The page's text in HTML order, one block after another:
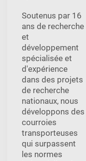
Soutenus par 16
ans de recherche
et
développement
spécialisée et
d'expérience
dans des projets
de recherche
nationaux, nous
développons des
courroies
transporteuses
qui surpassent
les normes